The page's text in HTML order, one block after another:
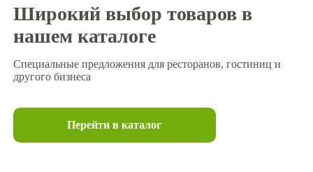
Широкий выбор товаров в
нашем каталоге
Специальные предложения для ресторанов, гостиниц и
другого бизнеса
Перейти в каталог